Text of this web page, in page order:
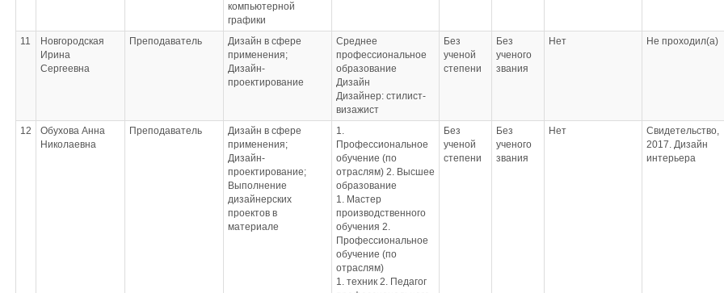
компьютерной
графики
2022.
Проектирование
характера
11
Новгородская
Ирина
Сергеевна
Преподаватель
Дизайн в сфере
применения;
Дизайн-
проектирование
Среднее
профессиональное
образование
Дизайн
Дизайнер: стилист-
визажист
Без
ученой
степени
Без
ученого
звания
Нет Не проходил(а)
12
Обухова Анна
Николаевна
Преподаватель
Дизайн в сфере
применения;
Дизайн-
проектирование;
Выполнение
дизайнерских
проектов в
материале
1.
Профессиональное
обучение (по
отраслям) 2. Высшее
образование
1. Мастер
производственного
обучения 2.
Профессиональное
обучение (по
отраслям)
1. техник 2. Педагог
Без
ученой
степени
Без
ученого
звания
Нет
Свидетельство,
2017. Дизайн
интерьера